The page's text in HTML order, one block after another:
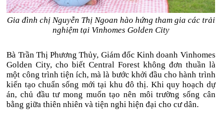
Gia đình chị Nguyễn Thị Ngoan hào hứng tham gia các trải
nghiệm tại Vinhomes Golden City
Bà Trần Thị Phương Thủy, Giám đốc Kinh doanh Vinhomes
Golden City, cho biết Central Forest không đơn thuần là
một công trình tiện ích, mà là bước khởi đầu cho hành trình
kiến tạo chuẩn sống mới tại khu đô thị. Khi quy hoạch dự
án, chủ đầu tư mong muốn tạo nên môi trường sống cân
bằng giữa thiên nhiên và tiện nghi hiện đại cho cư dân.